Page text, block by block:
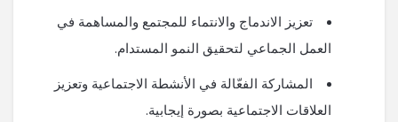
تعزيز الاندماج والانتماء للمجتمع والمساهمة في
العمل الجماعي لتحقيق النمو المستدام.
المشاركة الفعّالة في الأنشطة الاجتماعية وتعزيز
العلاقات الاجتماعية بصورة إيجابية.